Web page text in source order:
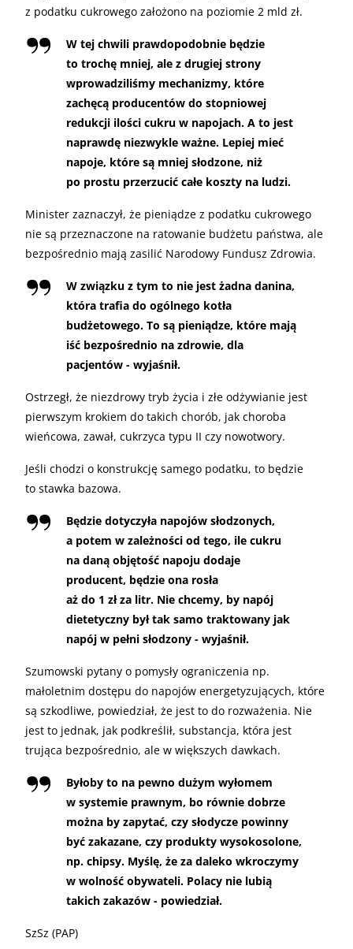
z podatku cukrowego założono na poziomie 2 mld zł.
W tej chwili prawdopodobnie będzie
to trochę mniej, ale z drugiej strony
wprowadziliśmy mechanizmy, które
zachęcą producentów do stopniowej
redukcji ilości cukru w napojach. A to jest
naprawdę niezwykle ważne. Lepiej mieć
napoje, które są mniej słodzone, niż
po prostu przerzucić całe koszty na ludzi.
Minister zaznaczył, że pieniądze z podatku cukrowego
nie są przeznaczone na ratowanie budżetu państwa, ale
bezpośrednio mają zasilić Narodowy Fundusz Zdrowia.
W związku z tym to nie jest żadna danina,
która trafia do ogólnego kotła
budżetowego. To są pieniądze, które mają
iść bezpośrednio na zdrowie, dla
pacjentów - wyjaśnił.
Ostrzegł, że niezdrowy tryb życia i złe odżywianie jest
pierwszym krokiem do takich chorób, jak choroba
wieńcowa, zawał, cukrzyca typu II czy nowotwory.
Jeśli chodzi o konstrukcję samego podatku, to będzie
to stawka bazowa.
Będzie dotyczyła napojów słodzonych,
a potem w zależności od tego, ile cukru
na daną objętość napoju dodaje
producent, będzie ona rosła
aż do 1 zł za litr. Nie chcemy, by napój
dietetyczny był tak samo traktowany jak
napój w pełni słodzony - wyjaśnił.
Szumowski pytany o pomysły ograniczenia np.
małoletnim dostępu do napojów energetyzujących, które
są szkodliwe, powiedział, że jest to do rozważenia. Nie
jest to jednak, jak podkreślił, substancja, która jest
trująca bezpośrednio, ale w większych dawkach.
Byłoby to na pewno dużym wyłomem
w systemie prawnym, bo równie dobrze
można by zapytać, czy słodycze powinny
być zakazane, czy produkty wysokosolone,
np. chipsy. Myślę, że za daleko wkroczymy
w wolność obywateli. Polacy nie lubią
takich zakazów - powiedział.
SzSz (PAP)